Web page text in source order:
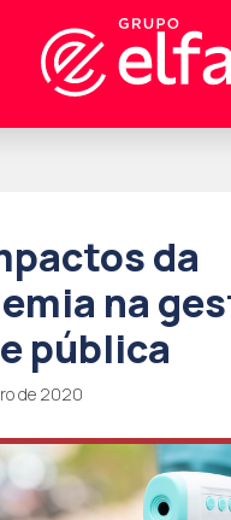
da
na
pública
de 2020